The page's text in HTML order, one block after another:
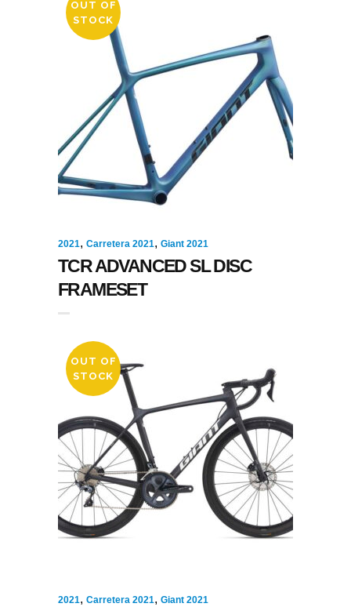
OUT OF
STOCK
2021, Carretera 2021, Giant 2021
TCR ADVANCED SL DISC
FRAMESET
OUT OF
STOCK
2021, Carretera 2021, Giant 2021